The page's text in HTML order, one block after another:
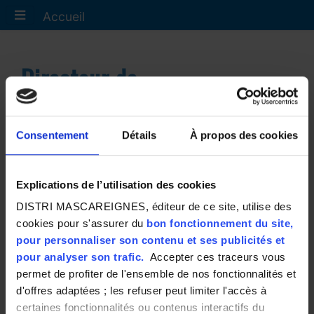
Consentement Détails À propos des cookies
Explications de l’utilisation des cookies
DISTRI MASCAREIGNES, éditeur de ce site, utilise des
cookies pour s'assurer du bon fonctionnement du site,
pour personnaliser son contenu et ses publicités et
pour analyser son trafic. Accepter ces traceurs vous
permet de profiter de l'ensemble de nos fonctionnalités et
d'offres adaptées ; les refuser peut limiter l'accès à
certaines fonctionnalités ou contenus interactifs du
Accueil
Directeur de
magasin
(H/F)
Rattaché à la Direction Exploitation des Hypermarchés et
Supermarchés, il est responsable de la performance de
son magasin et de sa pérennité par la gestion
économique, humaine et commerciale de son périmètre ; il
garantit la qualité de l'expérience client, dans le respect
des valeurs de l'entreprise.